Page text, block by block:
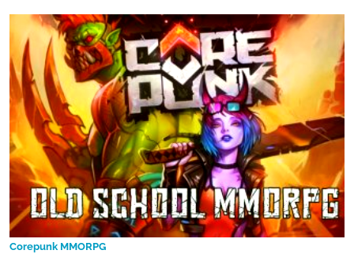
Corepunk MMORPG